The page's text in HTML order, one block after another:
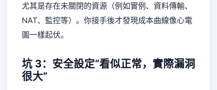
尤其是存在未關閉的資源（例如實例、資料傳輸、
NAT、監控等）。你接手後才發現成本曲線像心電
圖一樣起伏。
坑 3：安全設定“看似正常，實際漏洞
很大”